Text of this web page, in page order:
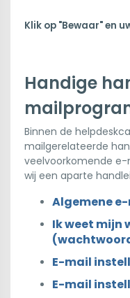
Klik op "Bewaar" en
Handige
Binnen de
mailgerelateerde
veelvoorkomende e-
wij een aparte
Algemene
Ik weet mijn
E-mail
E-mail